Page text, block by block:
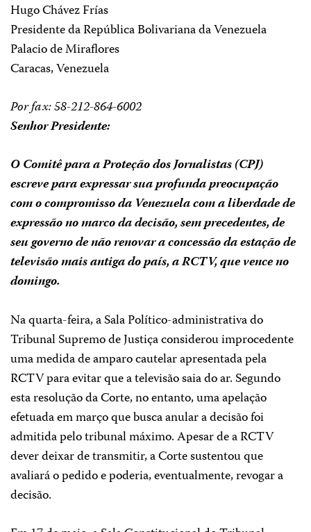
Hugo Chávez Frías
Presidente da República Bolivariana da Venezuela
Palacio de Miraflores
Caracas, Venezuela
Por fax: 58-212-864-6002
Senhor Presidente:
O Comitê para a Proteção dos Jornalistas (CPJ)
escreve para expressar sua profunda preocupação
com o compromisso da Venezuela com a liberdade de
expressão no marco da decisão, sem precedentes, de
seu governo de não renovar a concessão da estação de
televisão mais antiga do país, a RCTV, que vence no
domingo.
Na quarta-feira, a Sala Político-administrativa do
Tribunal Supremo de Justiça considerou improcedente
uma medida de amparo cautelar apresentada pela
RCTV para evitar que a televisão saia do ar. Segundo
esta resolução da Corte, no entanto, uma apelação
efetuada em março que busca anular a decisão foi
admitida pelo tribunal máximo. Apesar de a RCTV
dever deixar de transmitir, a Corte sustentou que
avaliará o pedido e poderia, eventualmente, revogar a
decisão.